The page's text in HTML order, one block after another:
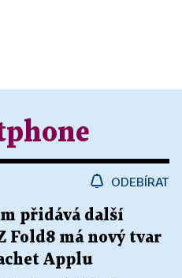
ODEBÍRAT
přidává další
Fold8 má nový tvar
Applu